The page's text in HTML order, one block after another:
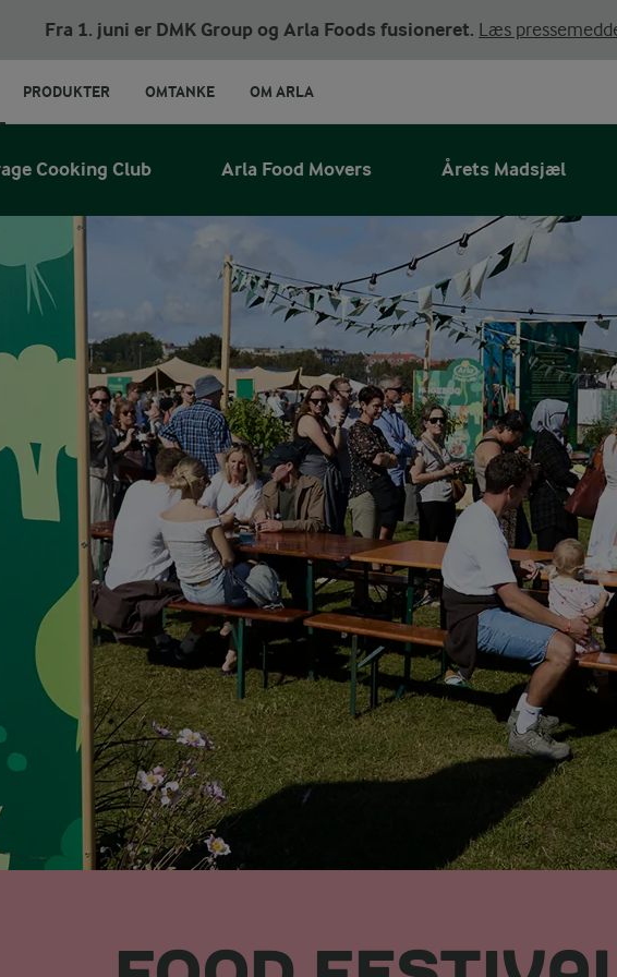
Fra 1. juni er DMK Group og Arla Foods fusioneret. Læs
PRODUKTER OMTANKE OM ARLA
Cooking Club Arla Food Movers Årets Madsjæl